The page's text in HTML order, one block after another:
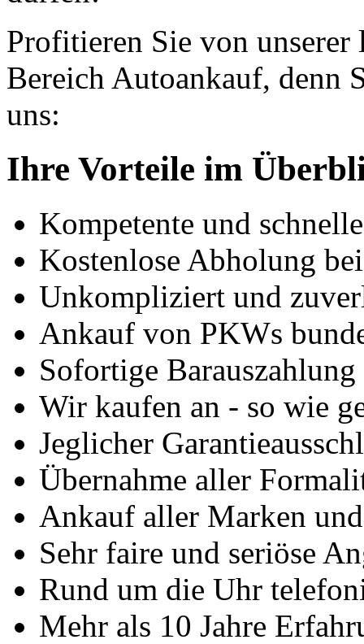
Profitieren Sie von
Bereich Autoankauf, denn
uns:
Ihre Vorteile im
Kompetente und
Kostenlose Abholung
Unkompliziert und
Ankauf von PKWs
Sofortige
Wir kaufen an - so wie
Jeglicher
Übernahme aller
Ankauf aller Marken
Sehr faire und seriöse
Rund um die Uhr
Mehr als 10 Jahre